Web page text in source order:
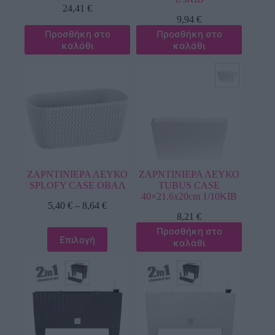
24,41€
Προσθήκη στο
καλάθι
9,94€
Προσθήκη στο
καλάθι
ΖΑΡΝΤΙΝΙΕΡΑ ΛΕΥΚΟ
SPLOFY CASE ΟΒΑΛ
5,40€ – 8,64€
Επιλογή
ΖΑΡΝΤΙΝΙΕΡΑ ΛΕΥΚΟ
TUBUS CASE
40×21.6x20cm 1/10KIB
8,21€
Προσθήκη στο
καλάθι